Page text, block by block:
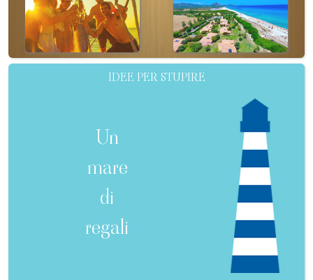
IDEE PER STUPIRE
Un
mare
di
regali